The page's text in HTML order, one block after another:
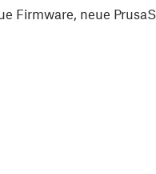
Firmware, neue